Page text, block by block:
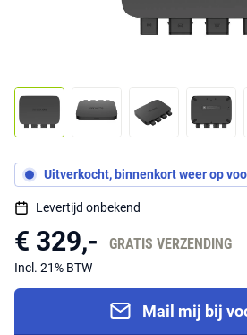
Uitverkocht, binnenkort weer op
Levertijd onbekend
€ 329,- GRATIS VERZENDING
Incl. 21% BTW
Mail mij bij